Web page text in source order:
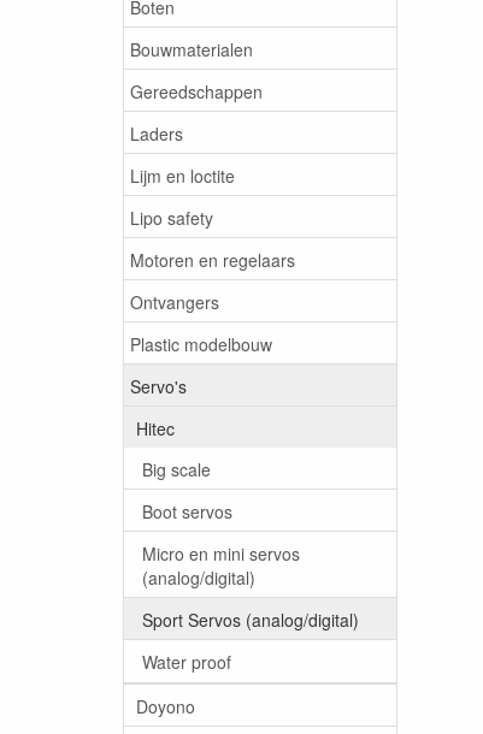
Boten
Bouwmaterialen
Gereedschappen
Laders
Lijm en loctite
Lipo safety
Motoren en regelaars
Ontvangers
Plastic modelbouw
Servo's
Hitec
Big scale
Boot servos
Micro en mini servos
(analog/digital)
Sport Servos (analog/digital)
Water proof
Doyono